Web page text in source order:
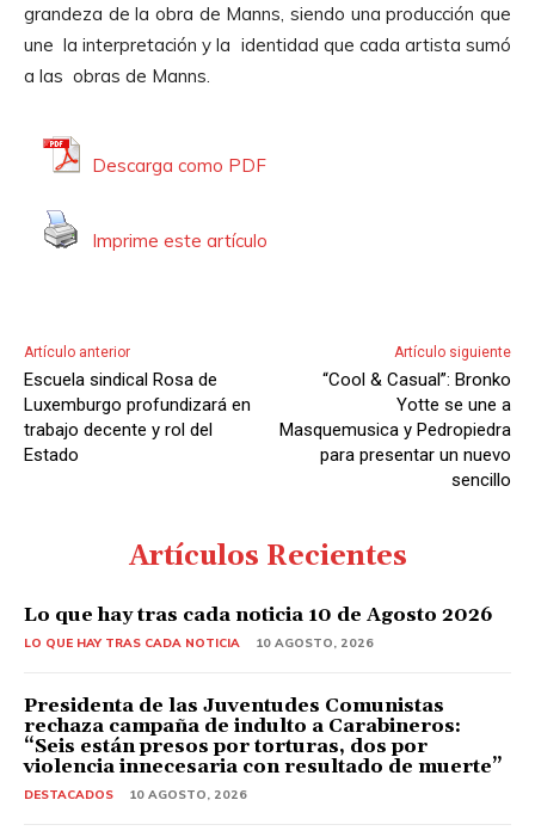
c
t
o
grandeza de la obra de Manns, siendo una producción que
une la interpretación y la identidad que cada artista sumó
a las obras de Manns.
Descarga como PDF
Imprime este artículo
Artículo anterior
Escuela sindical Rosa de
Luxemburgo profundizará en
trabajo decente y rol del
Estado
Artículo siguiente
“Cool & Casual”: Bronko
Yotte se une a
Masquemusica y Pedropiedra
para presentar un nuevo
sencillo
Artículos Recientes
Lo que hay tras cada noticia 10 de Agosto 2026
LO QUE HAY TRAS CADA NOTICIA 10 AGOSTO, 2026
Presidenta de las Juventudes Comunistas
rechaza campaña de indulto a Carabineros:
“Seis están presos por torturas, dos por
violencia innecesaria con resultado de muerte”
DESTACADOS 10 AGOSTO, 2026